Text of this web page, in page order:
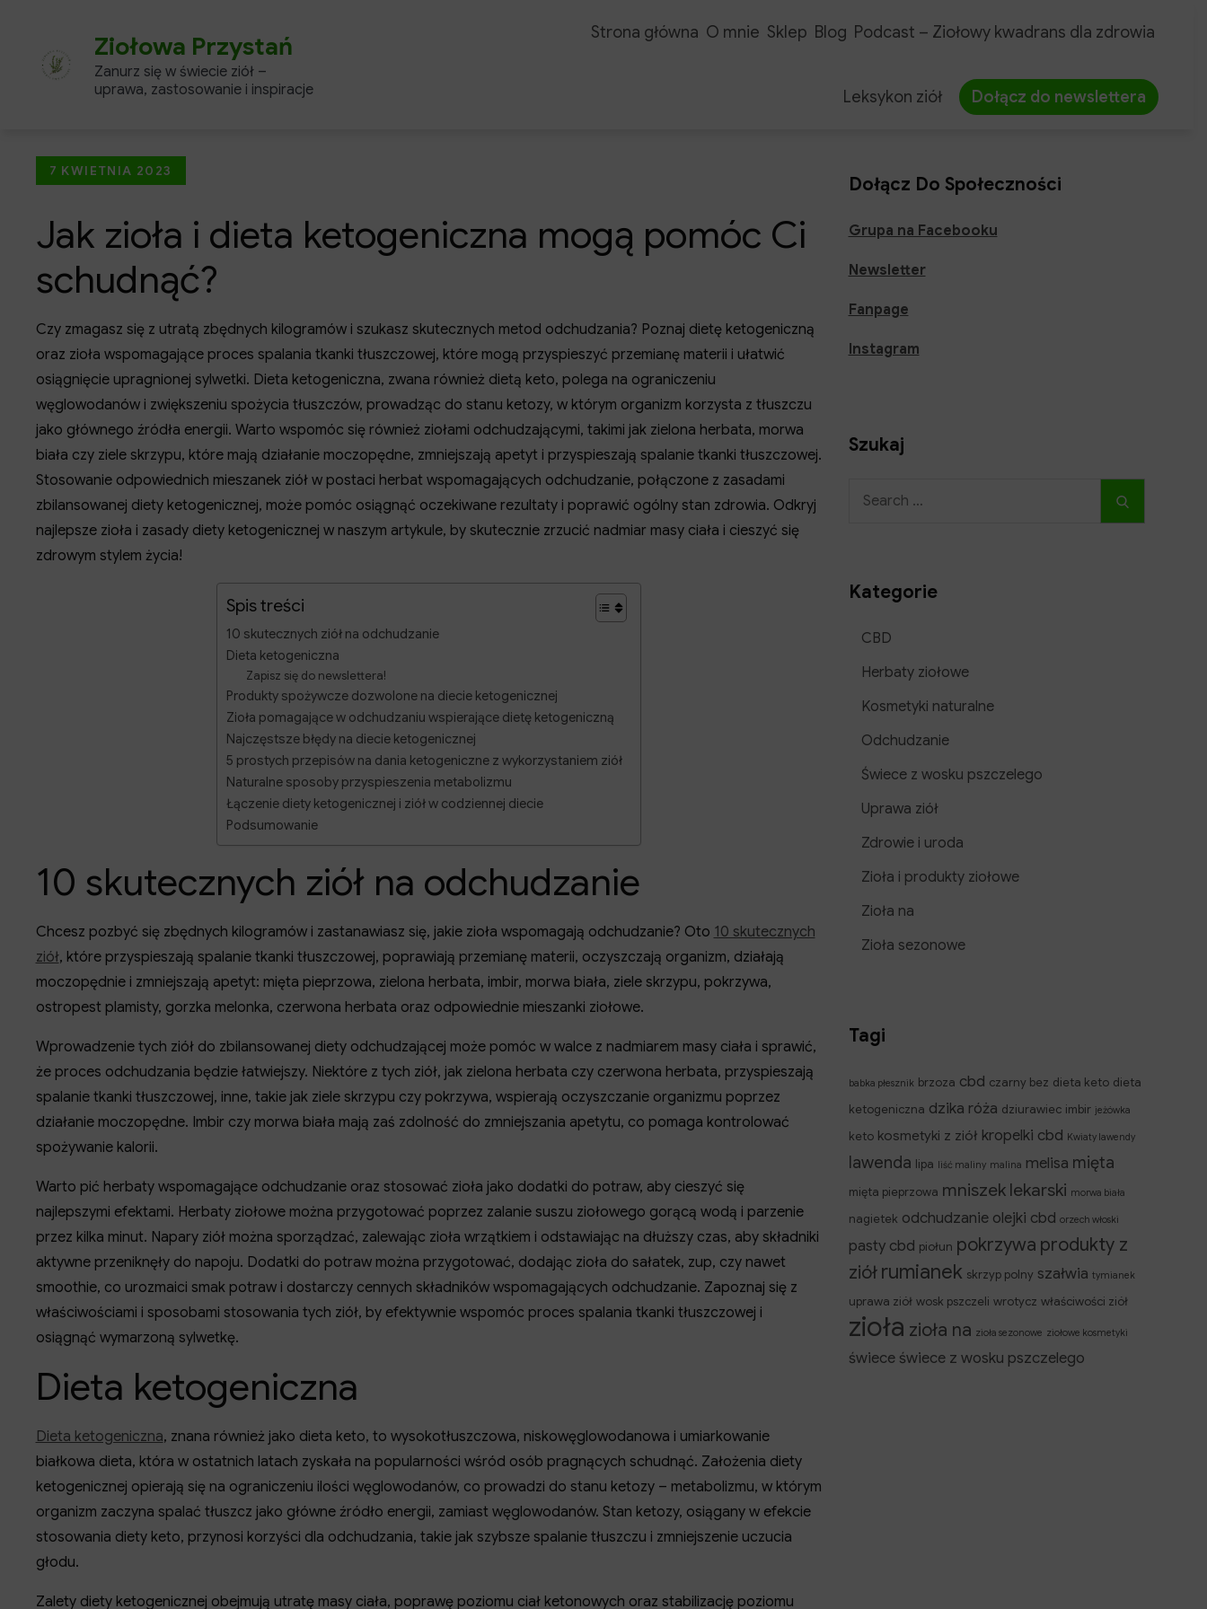
content
Ziołowa Przystań
Zanurz się w świecie ziół –
uprawa, zastosowanie i inspiracje
Strona główna O mnie Sklep Blog Podcast – Ziołowy kwadrans dla zdrowia
Leksykon ziół Dołącz do newslettera
Posted
7 KWIETNIA 2023
Jak zioła i dieta ketogeniczna mogą pomóc Ci
schudnąć?
Czy zmagasz się z utratą zbędnych kilogramów i szukasz skutecznych metod odchudzania? Poznaj dietę ketogeniczną
oraz zioła wspomagające proces spalania tkanki tłuszczowej, które mogą przyspieszyć przemianę materii i ułatwić
osiągnięcie upragnionej sylwetki. Dieta ketogeniczna, zwana również dietą keto, polega na ograniczeniu
węglowodanów i zwiększeniu spożycia tłuszczów, prowadząc do stanu ketozy, w którym organizm korzysta z tłuszczu
jako głównego źródła energii. Warto wspomóc się również ziołami odchudzającymi, takimi jak zielona herbata, morwa
biała czy ziele skrzypu, które mają działanie moczopędne, zmniejszają apetyt i przyspieszają spalanie tkanki tłuszczowej.
Stosowanie odpowiednich mieszanek ziół w postaci herbat wspomagających odchudzanie, połączone z zasadami
zbilansowanej diety ketogenicznej, może pomóc osiągnąć oczekiwane rezultaty i poprawić ogólny stan zdrowia. Odkryj
najlepsze zioła i zasady diety ketogenicznej w naszym artykule, by skutecznie zrzucić nadmiar masy ciała i cieszyć się
zdrowym stylem życia!
Spis treści
10 skutecznych ziół na odchudzanie
Dieta ketogeniczna
Zapisz się do newslettera!
Produkty spożywcze dozwolone na diecie ketogenicznej
Zioła pomagające w odchudzaniu wspierające dietę ketogeniczną
Najczęstsze błędy na diecie ketogenicznej
5 prostych przepisów na dania ketogeniczne z wykorzystaniem ziół
Naturalne sposoby przyspieszenia metabolizmu
Łączenie diety ketogenicznej i ziół w codziennej diecie
Podsumowanie
10 skutecznych ziół na odchudzanie
Chcesz pozbyć się zbędnych kilogramów i zastanawiasz się, jakie zioła wspomagają odchudzanie? Oto 10 skutecznych
ziół, które przyspieszają spalanie tkanki tłuszczowej, poprawiają przemianę materii, oczyszczają organizm, działają
moczopędnie i zmniejszają apetyt: mięta pieprzowa, zielona herbata, imbir, morwa biała, ziele skrzypu, pokrzywa,
ostropest plamisty, gorzka melonka, czerwona herbata oraz odpowiednie mieszanki ziołowe.
Wprowadzenie tych ziół do zbilansowanej diety odchudzającej może pomóc w walce z nadmiarem masy ciała i sprawić,
że proces odchudzania będzie łatwiejszy. Niektóre z tych ziół, jak zielona herbata czy czerwona herbata, przyspieszają
spalanie tkanki tłuszczowej, inne, takie jak ziele skrzypu czy pokrzywa, wspierają oczyszczanie organizmu poprzez
działanie moczopędne. Imbir czy morwa biała mają zaś zdolność do zmniejszania apetytu, co pomaga kontrolować
spożywanie kalorii.
Warto pić herbaty wspomagające odchudzanie oraz stosować zioła jako dodatki do potraw, aby cieszyć się
najlepszymi efektami. Herbaty ziołowe można przygotować poprzez zalanie suszu ziołowego gorącą wodą i parzenie
przez kilka minut. Napary ziół można sporządzać, zalewając zioła wrzątkiem i odstawiając na dłuższy czas, aby składniki
aktywne przeniknęły do napoju. Dodatki do potraw można przygotować, dodając zioła do sałatek, zup, czy nawet
smoothie, co urozmaici smak potraw i dostarczy cennych składników wspomagających odchudzanie. Zapoznaj się z
właściwościami i sposobami stosowania tych ziół, by efektywnie wspomóc proces spalania tkanki tłuszczowej i
osiągnąć wymarzoną sylwetkę.
Dieta ketogeniczna
Dieta ketogeniczna, znana również jako dieta keto, to wysokotłuszczowa, niskowęglowodanowa i umiarkowanie
białkowa dieta, która w ostatnich latach zyskała na popularności wśród osób pragnących schudnąć. Założenia diety
ketogenicznej opierają się na ograniczeniu ilości węglowodanów, co prowadzi do stanu ketozy – metabolizmu, w którym
organizm zaczyna spalać tłuszcz jako główne źródło energii, zamiast węglowodanów. Stan ketozy, osiągany w efekcie
stosowania diety keto, przynosi korzyści dla odchudzania, takie jak szybsze spalanie tłuszczu i zmniejszenie uczucia
głodu.
Zalety diety ketogenicznej obejmują utratę masy ciała, poprawę poziomu ciał ketonowych oraz stabilizację poziomu
Dołącz Do Społeczności
Grupa na Facebooku
Newsletter
Fanpage
Instagram
Szukaj
Search
Kategorie
CBD
Herbaty ziołowe
Kosmetyki naturalne
Odchudzanie
Świece z wosku pszczelego
Uprawa ziół
Zdrowie i uroda
Zioła i produkty ziołowe
Zioła na
Zioła sezonowe
Tagi
babka płesznik brzoza cbd czarny bez dieta keto dieta
ketogeniczna dzika róża dziurawiec imbir jeżówka
keto kosmetyki z ziół kropelki cbd Kwiaty lawendy
lawenda lipa liść maliny malina melisa mięta
mięta pieprzowa mniszek lekarski morwa biała
nagietek odchudzanie olejki cbd orzech włoski
pasty cbd piołun pokrzywa produkty z
ziół rumianek skrzyp polny szałwia tymianek
uprawa ziół wosk pszczeli wrotycz właściwości ziół
zioła zioła na zioła sezonowe ziołowe kosmetyki
świece świece z wosku pszczelego